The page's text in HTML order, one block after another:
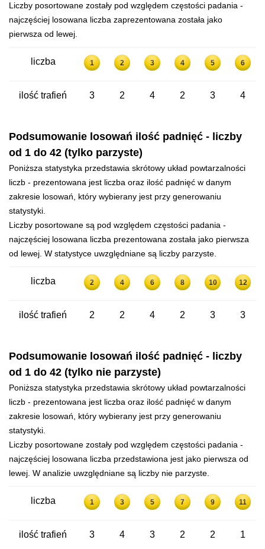
Liczby posortowane zostały pod względem częstości padania -
najczęściej losowana liczba zaprezentowana została jako
pierwsza od lewej.
liczba 1 2 3 4 5 6
ilość trafień 3 2 4 2 3 4
Podsumowanie losowań ilość padnięć - liczby
od 1 do 42 (tylko parzyste)
Poniższa statystyka przedstawia skrótowy układ powtarzalności
liczb - prezentowana jest liczba oraz ilość padnięć w danym
zakresie losowań, który wybierany jest przy generowaniu
statystyki.
Liczby posortowane są pod względem częstości padania -
najczęściej losowana liczba prezentowana została jako pierwsza
od lewej. W statystyce uwzględniane są liczby parzyste.
liczba 2 4 6 8 10 12
ilość trafień 2 2 4 2 3 3
Podsumowanie losowań ilość padnięć - liczby
od 1 do 42 (tylko nie parzyste)
Poniższa statystyka przedstawia skrótowy układ powtarzalności
liczb - prezentowana jest liczba oraz ilość padnięć w danym
zakresie losowań, który wybierany jest przy generowaniu
statystyki.
Liczby posortowane zostały pod względem częstości padania -
najczęściej losowana liczba przedstawiona jest jako pierwsza od
lewej. W analizie uwzględniane są liczby nie parzyste.
liczba 1 3 5 7 9 11
ilość trafień 3 4 3 2 2 1